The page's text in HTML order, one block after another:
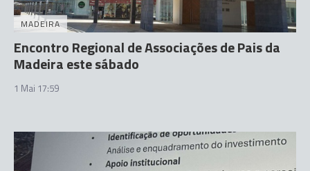
MADEIRA
Encontro Regional de Associações de Pais da
Madeira este sábado
1 Mai 17:59